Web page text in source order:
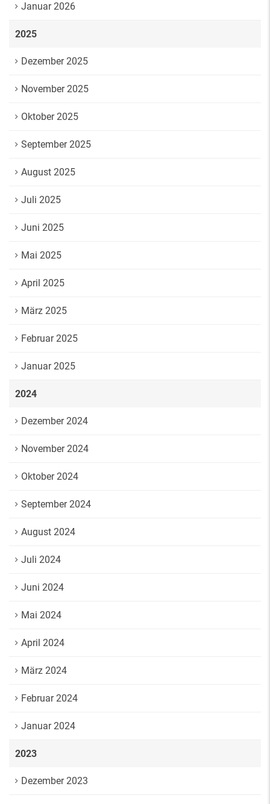
Januar 2026
2025
Dezember 2025
November 2025
Oktober 2025
September 2025
August 2025
Juli 2025
Juni 2025
Mai 2025
April 2025
März 2025
Februar 2025
Januar 2025
2024
Dezember 2024
November 2024
Oktober 2024
September 2024
August 2024
Juli 2024
Juni 2024
Mai 2024
April 2024
März 2024
Februar 2024
Januar 2024
2023
Dezember 2023